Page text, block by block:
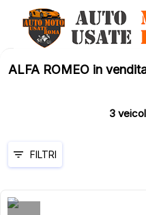
ALFA ROMEO in
3
FILTRI